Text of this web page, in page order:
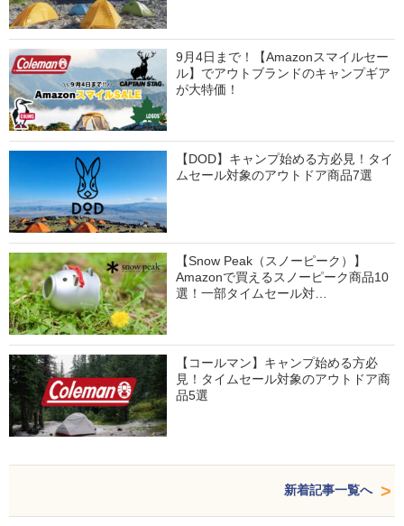
9月4日まで！【Amazonスマイルセー
ル】でアウトブランドのキャンプギア
が大特価！
【DOD】キャンプ始める方必見！タイ
ムセール対象のアウトドア商品7選
【Snow Peak（スノーピーク）】
Amazonで買えるスノーピーク商品10
選！一部タイムセール対…
【コールマン】キャンプ始める方必
見！タイムセール対象のアウトドア商
品5選
新着記事一覧へ